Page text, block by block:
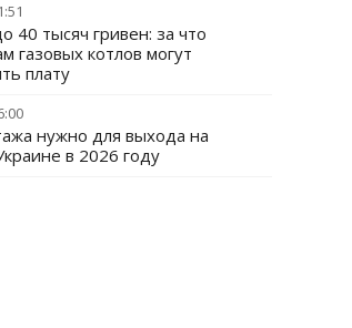
40 тысяч гривен: за что
газовых котлов могут
плату
нужно для выхода на
в 2026 году